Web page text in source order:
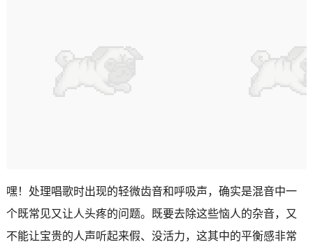
嘿！处理唱歌时出现的轻微齿音和呼吸声，确实是混音中一
个既常见又让人头疼的问题。既要去除这些恼人的杂音，又
不能让宝贵的人声听起来假、没活力，这其中的平衡感非常